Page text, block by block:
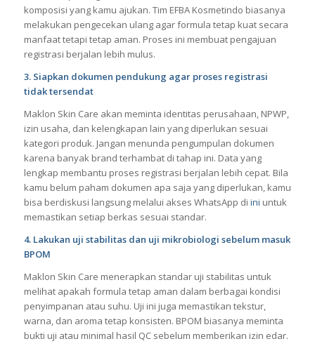
formula tidak mengandung bahan yang masuk daftar
larangan, serta dosis bahan aktif tidak melebihi batas aman.
Proses ini penting karena BPOM menilai kosmetik dari daftar
komposisi yang kamu ajukan. Tim EFBA Kosmetindo biasanya
manfaat tetapi tetap aman. Proses ini membuat pengajuan
registrasi berjalan lebih mulus.
3. Siapkan dokumen pendukung agar proses registrasi
tidak tersendat
Maklon Skin Care akan meminta identitas perusahaan, NPWP,
izin usaha, dan kelengkapan lain yang diperlukan sesuai
kategori produk. Jangan menunda pengumpulan dokumen
karena banyak brand terhambat di tahap ini. Data yang
lengkap membantu proses registrasi berjalan lebih cepat. Bila
bisa berdiskusi langsung melalui akses WhatsApp diini untuk
memastikan setiap berkas sesuai standar.
4. Lakukan uji stabilitas dan uji mikrobiologi sebelum masuk
BPOM
Maklon Skin Care menerapkan standar uji stabilitas untuk
melihat apakah formula tetap aman dalam berbagai kondisi